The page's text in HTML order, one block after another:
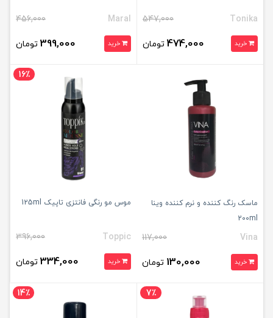
Tonika
547,000
خرید 474,000 تومان
Maral
456,000
خرید 399,000 تومان
ماسک رنگ کننده و نرم کننده وینا
200ml
Vina
117,000
خرید 130,000 تومان
16٪
موس مو رنگی فانتزی تاپیک 125ml
Toppic
396,000
خرید 334,000 تومان
7٪ 14٪